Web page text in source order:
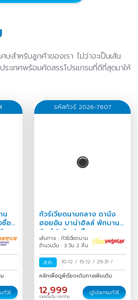
ษสำหรับลูกค้าของเรา ไม่ว่าจะเป็นเส้น
ระเทศพร้อมคัดสรรโปรแกรมที่ดีที่สุดมาให้
น
ซื่อ
ทัวร์
รหัสทัวร์ 2026-7607
ทัวร์เวียดนามกลาง ดานัง
ฮอยอัน บาน่าฮิลล์ พักบานา
ฮิลล์ 3 วัน 2 คืน
เส้นทาง : ทัวร์เวียดนาม
จำนวนวัน : 3 วัน 2 คืน
ส.ค. 10-12 / 15-12 / 29-31 /
คลิกเพื่อดูพีเรียดเดินทางเพิ่มเติม
12,999
ราคาเริ่มต้น บาท/ท่าน
ดูโปรแกรมทัวร์